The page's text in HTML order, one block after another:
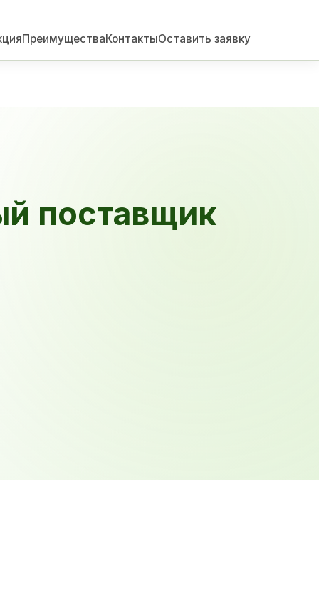
ПреимуществаКонтактыОставить заявку
поставщик